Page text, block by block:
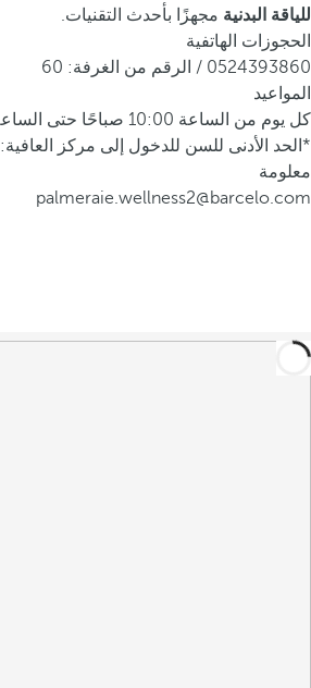
للياقة البدنية مجهزًا بأحدث التقنيات.
الحجوزات الهاتفية
0524393860 / الرقم من الغرفة: 60
المواعيد
كل يوم من الساعة 10:00 صباحًا حتى الساعة 8:00 مساءً
*الحد الأدنى للسن للدخول إلى مركز العافية: 16 عامًا
معلومة
palmeraie.wellness2@barcelo.com